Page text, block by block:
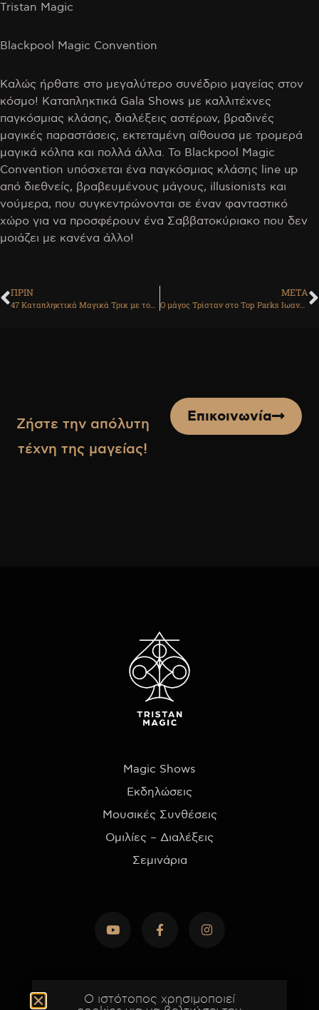
Tristan Magic
Blackpool Magic Convention
Καλώς ήρθατε στο μεγαλύτερο συνέδριο μαγείας στον
κόσμο! Καταπληκτικά Gala Shows με καλλιτέχνες
παγκόσμιας κλάσης, διαλέξεις αστέρων, βραδινές
μαγικές παραστάσεις, εκτεταμένη αίθουσα με τρομερά
μαγικά κόλπα και πολλά άλλα. Το Blackpool Magic
Convention υπόσχεται ένα παγκόσμιας κλάσης line up
από διεθνείς, βραβευμένους μάγους, illusionists και
νούμερα, που συγκεντρώνονται σε έναν φανταστικό
χώρο για να προσφέρουν ένα Σαββατοκύριακο που δεν
μοιάζει με κανένα άλλο!
ΠΡΙΝ
47 Καταπληκτικά Μαγικά Τρικ με τον Μάγο Τρίσταν!
ΜΕΤΑ
Ο μάγος Τρίσταν στο Top Parks Ιωαννίνων!
Ζήστε την απόλυτη
τέχνη της μαγείας!
Επικοινωνία
Magic Shows
Εκδηλώσεις
Μουσικές Συνθέσεις
Ομιλίες – Διαλέξεις
Σεμινάρια
Ο ιστότοπος χρησιμοποιεί